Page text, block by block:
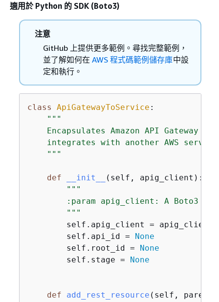
適用於 Python 的 SDK (Boto3)
注意
GitHub 上提供更多範例。尋找完整範例，
並了解如何在 AWS 程式碼範例儲存庫中設
定和執行。
class ApiGatewayToService :
"""
Encapsulates Amazon API Gateway
integrates with another AWS
    """
def __init__ ( self, apig_client ):
"""
:param apig_client: A Boto3
        """
        self.apig_client = apig_client
        self.api_id =
None
        self.root_id =
None
        self.stage =
None
def add_rest_resource ( self,